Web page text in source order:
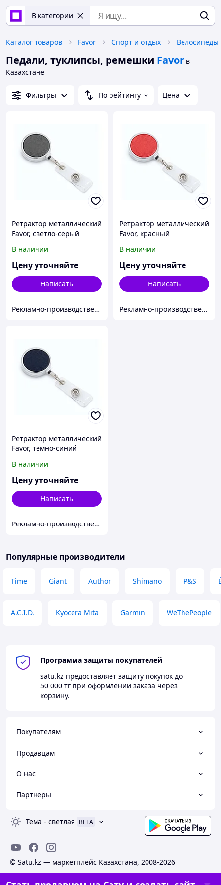
В категории
Каталог товаров Favor Спорт и отдых Велосипеды
Педали, туклипсы, ремешки Favor в
Казахстане
Фильтры По рейтингу Цена
Ретрактор металлический
Favor, светло-серый
В наличии
Цену уточняйте
Написать
Рекламно-производственная компания «2Ymedia»
Ретрактор металлический
Favor, красный
В наличии
Цену уточняйте
Написать
Рекламно-производственная компания «2Ymedia»
Ретрактор металлический
Favor, темно-синий
В наличии
Цену уточняйте
Написать
Рекламно-производственная компания «2Ymedia»
Популярные производители
Time Giant Author Shimano P&S
A.C.I.D. Kyocera Mita Garmin WeThePeople
Программа защиты покупателей
satu.kz предоставляет защиту покупок до
50 000 тг при оформлении заказа через
корзину.
Покупателям
Продавцам
О нас
Партнеры
Тема - светлая BETA
© Satu.kz — маркетплейс Казахстана, 2008-2026